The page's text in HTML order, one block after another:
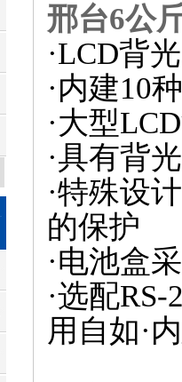
邢台6公
·LCD背
·内建10
·大型
·具有背
·特殊设
的保护
·电池盒
·选配
用自如·